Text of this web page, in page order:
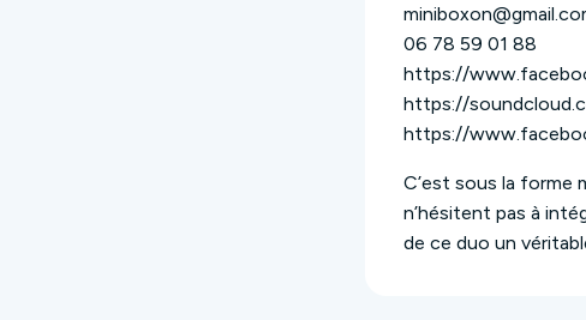
06 78 59 01 88
https://
https://
https://
C’est sous la forme
n’hésitent pas à
de ce duo un